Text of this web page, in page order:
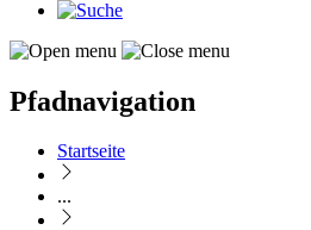
Pfadnavigation
Startseite
...